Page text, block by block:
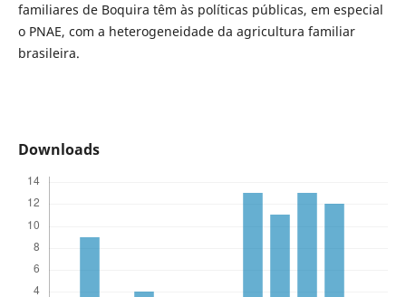
familiares de Boquira têm às políticas públicas, em especial
o PNAE, com a heterogeneidade da agricultura familiar
brasileira.
Downloads